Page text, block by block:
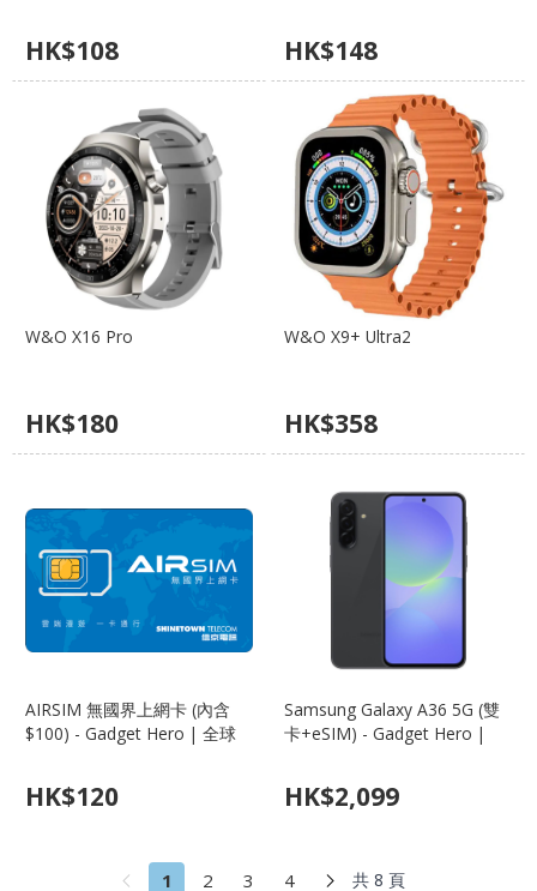
Mobile 三網合一、加拿大通用
HK$108 HK$148
W&O X16 Pro
HK$180
W&O X9+ Ultra2
HK$358
AIRSIM 無國界上網卡 (內含
$100) - Gadget Hero | 全球
限重複使用
HK$120
Samsung Galaxy A36 5G (雙
卡+eSIM) - Gadget Hero |
Super AMOLED、中階機皇
HK$2,099
1 2 3 4 共 8 頁